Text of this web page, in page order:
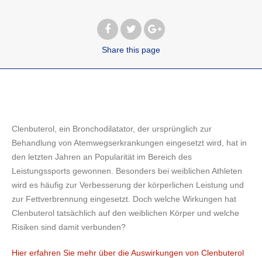
Share this page
Clenbuterol, ein Bronchodilatator, der ursprünglich zur
Behandlung von Atemwegserkrankungen eingesetzt wird, hat in
den letzten Jahren an Popularität im Bereich des
Leistungssports gewonnen. Besonders bei weiblichen Athleten
wird es häufig zur Verbesserung der körperlichen Leistung und
zur Fettverbrennung eingesetzt. Doch welche Wirkungen hat
Clenbuterol tatsächlich auf den weiblichen Körper und welche
Risiken sind damit verbunden?
Hier erfahren Sie mehr über die Auswirkungen von Clenbuterol